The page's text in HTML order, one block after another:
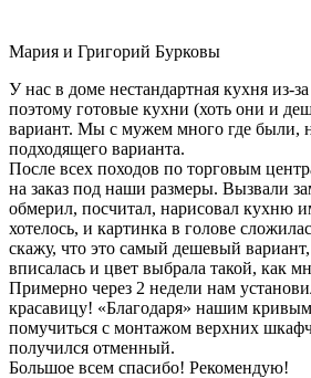
Мария и Григорий Бурковы
У нас в доме нестандартная кухня из-
поэтому готовые кухни (хоть они и
вариант. Мы с мужем много где были,
подходящего варианта.
После всех походов по торговым
на заказ под наши размеры. Вызвали
обмерил, посчитал, нарисовал кухню
хотелось, и картинка в голове
скажу, что это самый дешевый
вписалась и цвет выбрала такой, как
Примерно через 2 недели нам
красавицу! «Благодаря» нашим
помучиться с монтажом верхних
получился отменный.
Большое всем спасибо! Рекомендую!